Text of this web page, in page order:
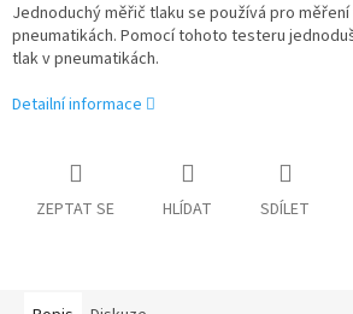
Jednoduchý měřič tlaku se používá pro
pneumatikách. Pomocí tohoto testeru
tlak v pneumatikách.
Detailní informace
ZEPTAT SE HLÍDAT SDÍLET